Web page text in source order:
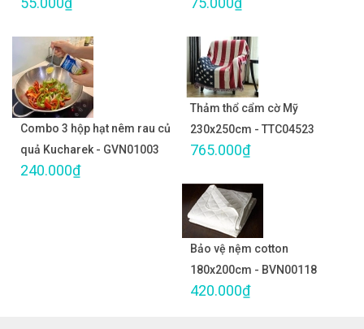
Combo 3 hộp hạt nêm rau củ
quả Kucharek - GVN01003
240.000₫
Thảm thổ cẩm cờ Mỹ
230x250cm - TTC04523
765.000₫
Bảo vệ nệm cotton
180x200cm - BVN00118
420.000₫